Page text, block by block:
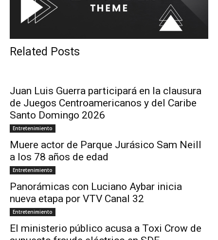
Related Posts
Juan Luis Guerra participará en la clausura
de Juegos Centroamericanos y del Caribe
Santo Domingo 2026
Entretenimiento
Muere actor de Parque Jurásico Sam Neill
a los 78 años de edad
Entretenimiento
Panorámicas con Luciano Aybar inicia
nueva etapa por VTV Canal 32
Entretenimiento
El ministerio público acusa a Toxi Crow de